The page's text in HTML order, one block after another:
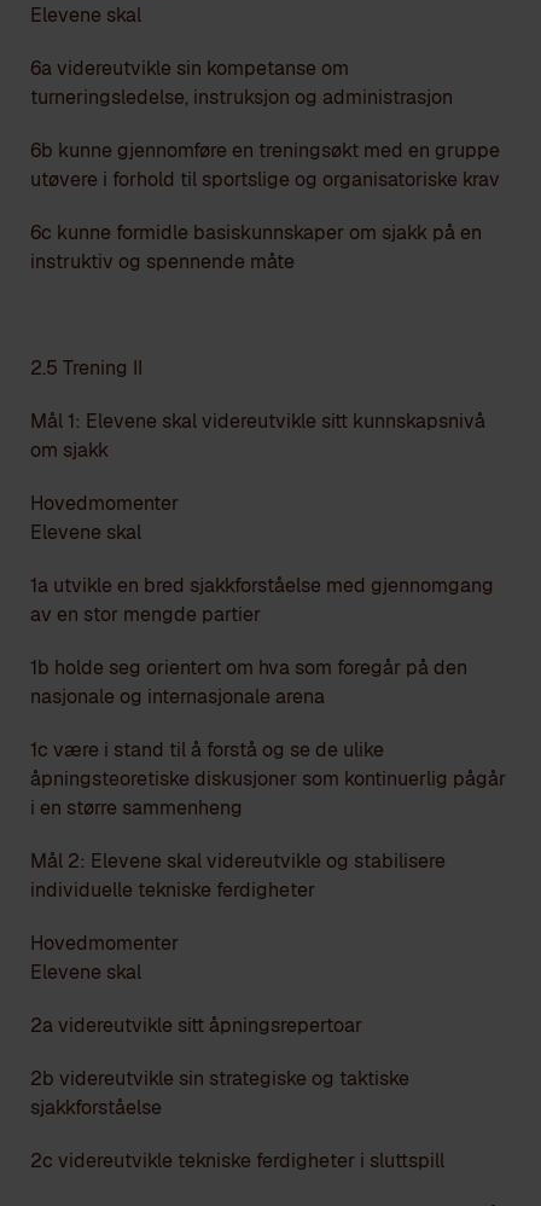
Elevene skal
6a videreutvikle sin kompetanse om
turneringsledelse, instruksjon og administrasjon
6b kunne gjennomføre en treningsøkt med en gruppe
utøvere i forhold til sportslige og organisatoriske krav
6c kunne formidle basiskunnskaper om sjakk på en
instruktiv og spennende måte
2.5 Trening II
Mål 1: Elevene skal videreutvikle sitt kunnskapsnivå
om sjakk
Hovedmomenter
Elevene skal
1a utvikle en bred sjakkforståelse med gjennomgang
av en stor mengde partier
1b holde seg orientert om hva som foregår på den
nasjonale og internasjonale arena
1c være i stand til å forstå og se de ulike
åpningsteoretiske diskusjoner som kontinuerlig pågår
i en større sammenheng
Mål 2: Elevene skal videreutvikle og stabilisere
individuelle tekniske ferdigheter
Hovedmomenter
Elevene skal
2a videreutvikle sitt åpningsrepertoar
2b videreutvikle sin strategiske og taktiske
sjakkforståelse
2c videreutvikle tekniske ferdigheter i sluttspill